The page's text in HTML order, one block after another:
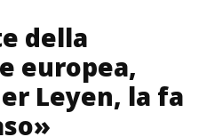
della
europea,
Leyen, la fa